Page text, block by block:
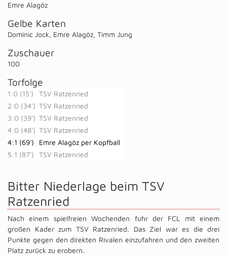
Emre Alagöz
Gelbe Karten
Dominic Jock, Emre Alagöz, Timm Jung
Zuschauer
100
Torfolge
1:0 (15')
TSV Ratzenried
2:0 (34') TSV Ratzenried
3:0 (39') TSV Ratzenried
4:0 (48') TSV Ratzenried
4:1 (69')
Emre Alagöz per Kopfball
5:1 (87')
TSV Ratzenried
Bitter Niederlage beim TSV
Ratzenried
Nach einem spielfreien Wochenden fuhr der FCL mit einem
großen Kader zum TSV Ratzenried. Das Ziel war es die drei
Punkte gegen den direkten Rivalen einzufahren und den zweiten
Platz zurück zu erobern.